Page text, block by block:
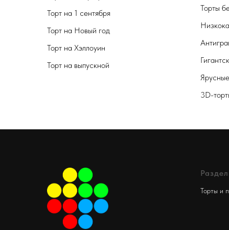
Торт на 1 сентября
Торт на Новый год
Торт на Хэллоуин
Торт на выпускной
Торты
3D-
Торты и